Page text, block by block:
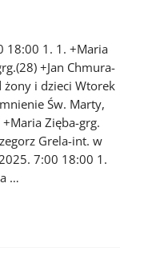
18:00 1. 1. +Maria
+Jan Chmura-
i dzieci Wtorek
Św. Marty,
Zięba-grg.
Grela-int. w
7:00 18:00 1.
…